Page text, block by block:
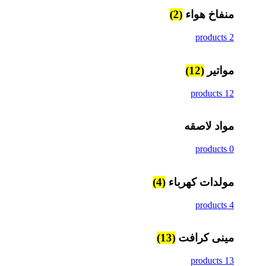
منفاخ هواء (2)
2 products
مواتير (12)
12 products
مواد لاصقه
0 products
مولدات كهرباء (4)
4 products
مينى كرافت (13)
13 products